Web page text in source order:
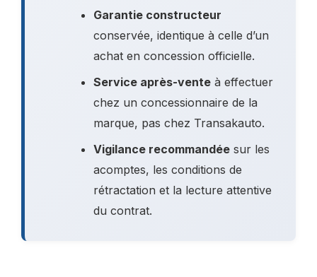
Garantie constructeur
conservée, identique à celle d’un
achat en concession officielle.
Service après-vente à effectuer
chez un concessionnaire de la
marque, pas chez Transakauto.
Vigilance recommandée sur les
acomptes, les conditions de
rétractation et la lecture attentive
du contrat.